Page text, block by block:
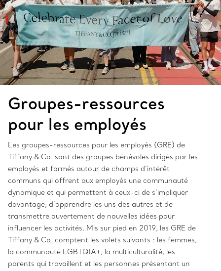
Groupes-ressources
pour les employés
Les groupes-ressources pour les employés (GRE) de
Tiffany & Co. sont des groupes bénévoles dirigés par les
employés et formés autour de champs d’intérêt
communs qui offrent aux employés une communauté
dynamique et qui permettent à ceux-ci de s’impliquer
davantage, d’apprendre les uns des autres et de
transmettre ouvertement de nouvelles idées pour
influencer les activités. Mis sur pied en 2019, les GRE de
Tiffany & Co. comptent les volets suivants : les femmes,
la communauté LGBTQIA+, la multiculturalité, les
parents qui travaillent et les personnes présentant un